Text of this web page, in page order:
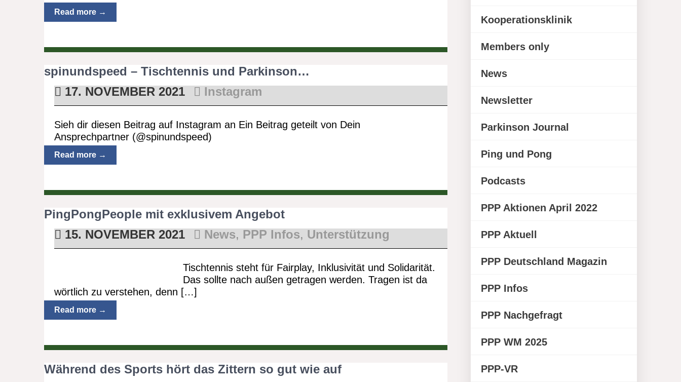
Read more →
spinundspeed – Tischtennis und Parkinson…
17. NOVEMBER 2021
Instagram
Sieh dir diesen Beitrag auf Instagram an Ein Beitrag geteilt von Dein
Ansprechpartner (@spinundspeed)
Read more →
PingPongPeople mit exklusivem Angebot
15. NOVEMBER 2021
News, PPP Infos, Unterstützung
Tischtennis steht für Fairplay, Inklusivität und Solidarität.
Das sollte nach außen getragen werden. Tragen ist da
wörtlich zu verstehen, denn […]
Read more →
Während des Sports hört das Zittern so gut wie auf
Kooperationsklinik
Members only
News
Newsletter
Parkinson Journal
Ping und Pong
Podcasts
PPP Aktionen April 2022
PPP Aktuell
PPP Deutschland Magazin
PPP Infos
PPP Nachgefragt
PPP WM 2025
PPP-VR